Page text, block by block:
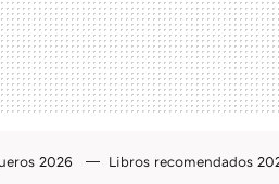
2026 Libros recomendados